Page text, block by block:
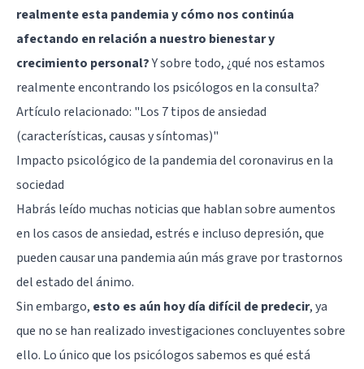
realmente esta pandemia y cómo nos continúa
afectando en relación a nuestro bienestar y
crecimiento personal?Y sobre todo, ¿qué nos estamos
realmente encontrando los psicólogos en la consulta?
Artículo relacionado: "Los 7 tipos de ansiedad
(características, causas y síntomas)"
Impacto psicológico de la pandemia del coronavirus en la
sociedad
Habrás leído muchas noticias que hablan sobre aumentos
en los casos de ansiedad, estrés e incluso depresión, que
pueden causar una pandemia aún más grave por trastornos
del estado del ánimo.
Sin embargo, esto es aún hoy día difícil de predecir, ya
que no se han realizado investigaciones concluyentes sobre
ello. Lo único que los psicólogos sabemos es qué está